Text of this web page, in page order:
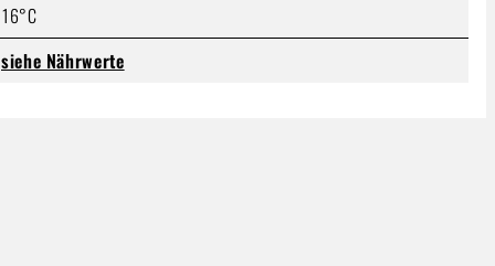
16°C
siehe Nährwerte